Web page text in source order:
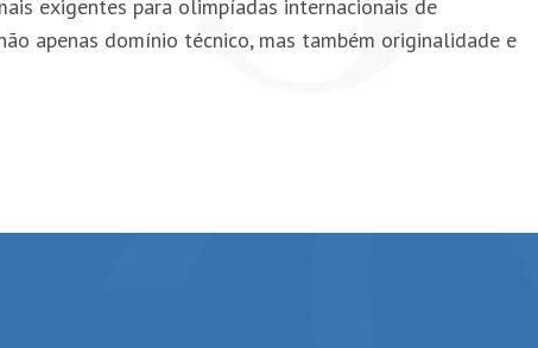
exigentes para olimpíadas internacionais de
apenas domínio técnico, mas também originalidade e